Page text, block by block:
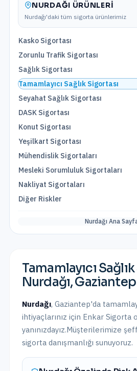
NURDAĞI ÜRÜNLERI
Nurdağı'daki tüm sigorta ürünlerimiz
Kasko Sigortası
Zorunlu Trafik Sigortası
Sağlık Sigortası
Tamamlayıcı Sağlık Sigortası
Seyahat Sağlık Sigortası
DASK Sigortası
Konut Sigortası
Yeşilkart Sigortası
Mühendislik Sigortaları
Mesleki Sorumluluk Sigortaları
Nakliyat Sigortaları
Diğer Riskler
Nurdağı Ana
Tamamlayıcı
Nurdağı,Gaziantep
Nurdağı, Gaziantep'da
ihtiyaçlarınız için Enkar Sigorta
yanınızdayız.Müşterilerimize
sigorta danışmanlığı sunuyoruz.